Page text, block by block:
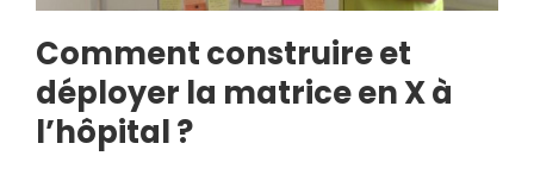
Comment construire et
déployer la matrice en X à
l’hôpital ?